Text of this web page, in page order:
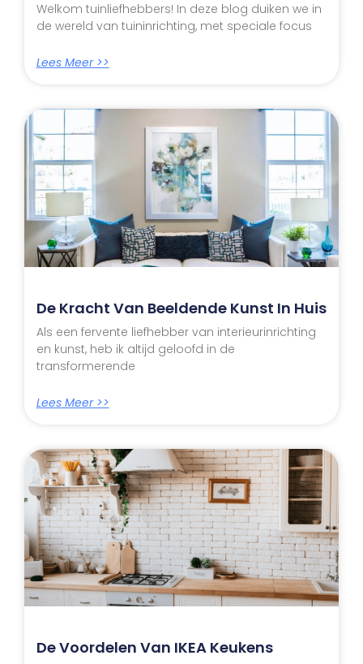
Welkom tuinliefhebbers! In deze blog duiken we in
de wereld van tuininrichting, met speciale focus
Lees Meer >>
De Kracht Van Beeldende Kunst In Huis
Als een fervente liefhebber van interieurinrichting
en kunst, heb ik altijd geloofd in de
transformerende
Lees Meer >>
De Voordelen Van IKEA Keukens